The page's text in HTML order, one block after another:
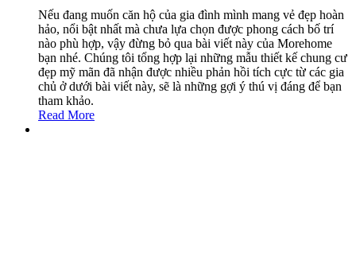
Nếu đang muốn căn hộ của gia đình mình mang vẻ đẹp hoàn
hảo, nổi bật nhất mà chưa lựa chọn được phong cách bố trí
nào phù hợp, vậy đừng bỏ qua bài viết này của Morehome
bạn nhé. Chúng tôi tổng hợp lại những mẫu thiết kế chung cư
đẹp mỹ mãn đã nhận được nhiều phản hồi tích cực từ các gia
chủ ở dưới bài viết này, sẽ là những gợi ý thú vị đáng để bạn
tham khảo.
Read More